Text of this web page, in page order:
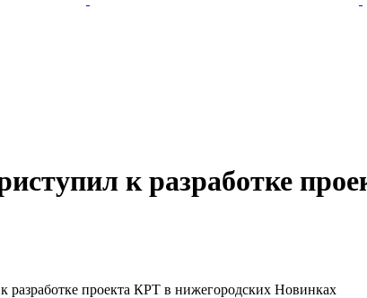
к разработке
разработке проекта КРТ в нижегородских Новинках